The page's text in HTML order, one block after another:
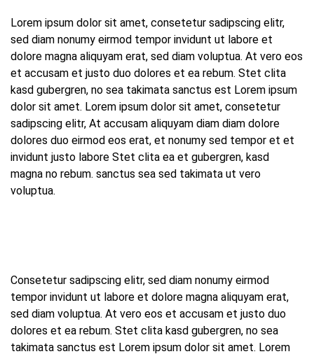
Lorem ipsum dolor sit amet, consetetur sadipscing elitr,
sed diam nonumy eirmod tempor invidunt ut labore et
dolore magna aliquyam erat, sed diam voluptua. At vero eos
et accusam et justo duo dolores et ea rebum. Stet clita
kasd gubergren, no sea takimata sanctus est Lorem ipsum
dolor sit amet. Lorem ipsum dolor sit amet, consetetur
sadipscing elitr, At accusam aliquyam diam diam dolore
dolores duo eirmod eos erat, et nonumy sed tempor et et
invidunt justo labore Stet clita ea et gubergren, kasd
magna no rebum. sanctus sea sed takimata ut vero
voluptua.
Consetetur sadipscing elitr, sed diam nonumy eirmod
tempor invidunt ut labore et dolore magna aliquyam erat,
sed diam voluptua. At vero eos et accusam et justo duo
dolores et ea rebum. Stet clita kasd gubergren, no sea
takimata sanctus est Lorem ipsum dolor sit amet. Lorem